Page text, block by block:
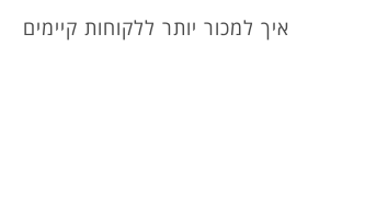
איך למכור יותר ללקוחות קיימים